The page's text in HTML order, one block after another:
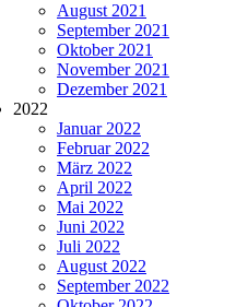
August 2021
September 2021
Oktober 2021
November 2021
Dezember 2021
2022
Januar 2022
Februar 2022
März 2022
April 2022
Mai 2022
Juni 2022
Juli 2022
August 2022
September 2022